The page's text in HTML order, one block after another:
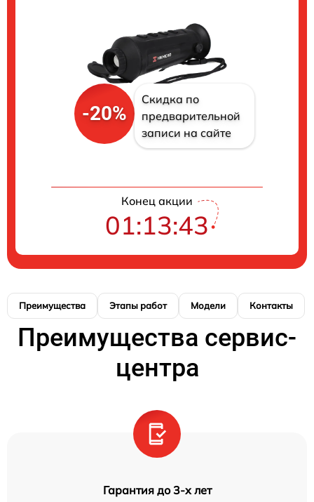
-20%
Скидка по
предварительной
записи на сайте
Конец акции
01:13:43
Преимущества Этапы работ Модели Контакты
Преимущества сервис-
центра
Гарантия до 3-х лет